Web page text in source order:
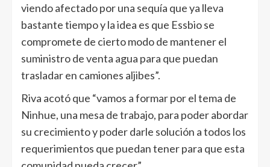
viendo afectado por una sequía que ya lleva
bastante tiempo y la idea es que Essbio se
compromete de cierto modo de mantener el
suministro de venta agua para que puedan
trasladar en camiones aljibes”.
Riva acotó que “vamos a formar por el tema de
Ninhue, una mesa de trabajo, para poder abordar
su crecimiento y poder darle solución a todos los
requerimientos que puedan tener para que esta